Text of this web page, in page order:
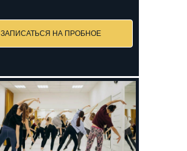
ЗАПИСАТЬСЯ НА ПРОБНОЕ